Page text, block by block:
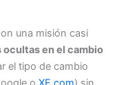
una misión casi
ocultas en el cambio
el tipo de cambio